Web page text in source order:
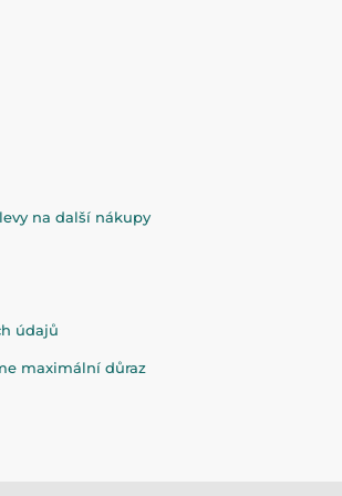
na další nákupy
údajů
maximální důraz